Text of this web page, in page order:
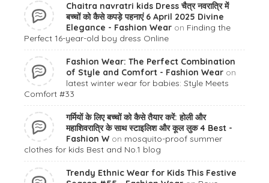
Chaitra navratri kids Dress चैत्र नवरात्रि में
बच्चों को कैसे कपड़े पहनाएं 6 April 2025 Divine
Elegance - Fashion Wear on Finding the
Perfect 16-year-old boy dress Online
Fashion Wear: The Perfect Combination
of Style and Comfort - Fashion Wear on
latest winter wear for babies: Style Meets
Comfort #33
गर्मियों के लिए बच्चों को कैसे तैयार करें: होली और
महाशिवरात्रि के साथ स्टाइलिश और कूल लुक 4 Best -
Fashion W on mosquito-proof summer
clothes for kids Best and No.1 blog
Trendy Ethnic Wear for Kids This Festive